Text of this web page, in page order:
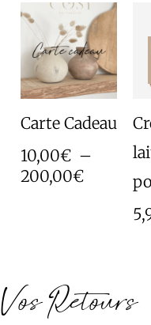
Carte Cadeau
10,00€ –
200,00€
Plage
de
prix :
10,00€
à
200,00€
Vos Retours